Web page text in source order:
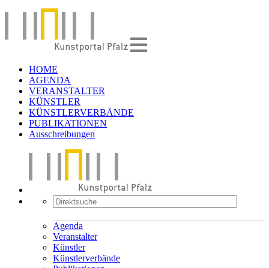
HOME
AGENDA
VERANSTALTER
KÜNSTLER
KÜNSTLERVERBÄNDE
PUBLIKATIONEN
Ausschreibungen
Agenda
Veranstalter
Künstler
Künstlerverbände